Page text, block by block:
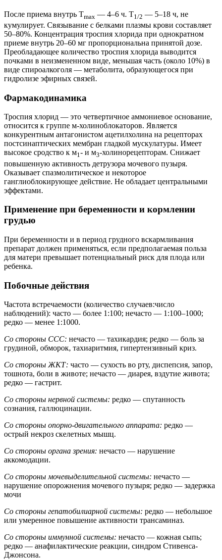
После приема внутрь Tmax — 4–6 ч. T1/2 — 5–18 ч, не
кумулирует. Связывание с белками плазмы крови составляет
50–80%. Концентрация троспия хлорида при однократном
приеме внутрь 20–60 мг пропорциональна принятой дозе.
Преобладающее количество троспия хлорида выводится
почками в неизмененном виде, меньшая часть (около 10%) в
виде спироалкоголя — метаболита, образующегося при
гидролизе эфирных связей.
Фармакодинамика
Троспия хлорид — это четвертичное аммониевое основание,
относится к группе м-холиноблокаторов. Является
конкурентным антагонистом ацетилхолина на рецепторах
постсинаптических мембран гладкой мускулатуры. Имеет
высокое сродство к м1- и м3-холинорецепторам. Снижает
повышенную активность детрузора мочевого пузыря.
Оказывает спазмолитическое и некоторое
ганглиоблокирующее действие. Не обладает центральными
эффектами.
Применение при беременности и кормлении
грудью
При беременности и в период грудного вскармливания
препарат должен применяться, если предполагаемая польза
для матери превышает потенциальный риск для плода или
ребенка.
Побочные действия
Частота встречаемости (количество случаев:число
наблюдений): часто — более 1:100; нечасто — 1:100–1000;
редко — менее 1:1000.
Со стороны ССС: нечасто — тахикардия; редко — боль за
грудиной, обморок, тахиаритмия, гипертензивный криз.
Со стороны ЖКТ: часто — сухость во рту, диспепсия, запор,
тошнота, боли в животе; нечасто — диарея, вздутие живота;
редко — гастрит.
Со стороны нервной системы: редко — спутанность
сознания, галлюцинации.
Со стороны опорно-двигательного аппарата: редко —
острый некроз скелетных мышц.
Со стороны органа зрения: нечасто — нарушение
аккомодации.
Со стороны мочевыделительной системы: нечасто —
нарушение опорожнения мочевого пузыря; редко — задержка
мочи
Со стороны гепатобилиарной системы: редко — небольшое
или умеренное повышение активности трансаминаз.
Со стороны иммунной системы: нечасто — кожная сыпь;
редко — анафилактические реакции, синдром Стивенса-
Джонсона.